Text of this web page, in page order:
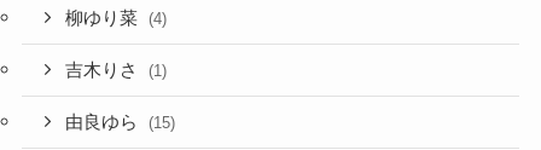
柳ゆり菜 (4)
吉木りさ (1)
由良ゆら (15)